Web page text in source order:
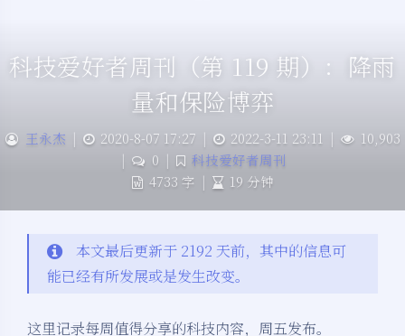
科技爱好者周刊（第 119 期）：降雨
量和保险博弈
王永杰 | 2020-8-07 17:27 | 2022-3-11 23:11 |
10,903
|
0 |
科技爱好者周刊
4733 字 | 19 分钟
本文最后更新于 2192 天前，其中的信息可
能已经有所发展或是发生改变。
这里记录每周值得分享的科技内容，周五发布。